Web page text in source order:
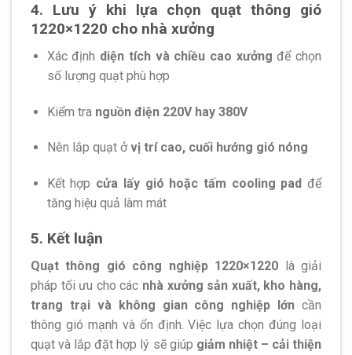
4. Lưu ý khi lựa chọn quạt thông gió
1220×1220 cho nhà xưởng
Xác định diện tích và chiều cao xưởng để chọn
số lượng quạt phù hợp
Kiểm tra nguồn điện 220V hay 380V
Nên lắp quạt ởvị trí cao, cuối hướng gió nóng
Kết hợp cửa lấy gió hoặc tấm cooling pad để
tăng hiệu quả làm mát
5. Kết luận
Quạt thông gió công nghiệp 1220×1220 là giải
pháp tối ưu cho các nhà xưởng sản xuất, kho hàng,
trang trại và không gian công nghiệp lớn cần
thông gió mạnh và ổn định. Việc lựa chọn đúng loại
quạt và lắp đặt hợp lý sẽ giúp giảm nhiệt – cải thiện